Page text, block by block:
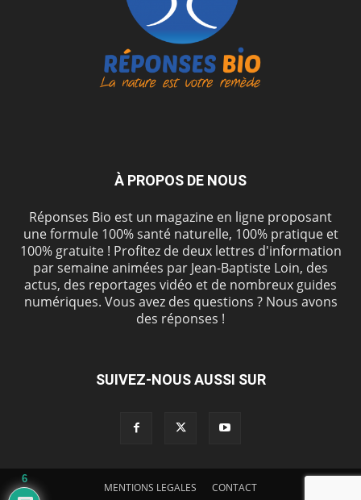
À PROPOS DE NOUS
Réponses Bio est un magazine en ligne proposant
une formule 100% santé naturelle, 100% pratique et
100% gratuite ! Profitez de deux lettres d'information
par semaine animées par Jean-Baptiste Loin, des
actus, des reportages vidéo et de nombreux guides
numériques. Vous avez des questions ? Nous avons
des réponses !
SUIVEZ-NOUS AUSSI SUR
MENTIONS LEGALES CONTACT
6